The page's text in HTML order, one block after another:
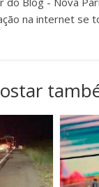
na internet se